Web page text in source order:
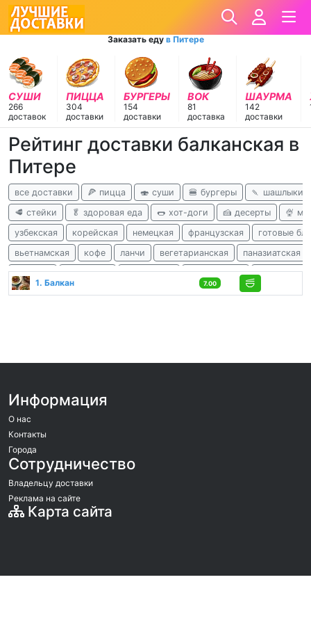
Заказать еду в Питере
СУШИ
266
доставок
ПИЦЦА
304
доставки
БУРГЕРЫ
154
доставки
ВОК
81
доставка
ШАУРМА
142
доставки
Рейтинг доставки балканская в
Питере
все доставки 🍕 пицца 🍣 суши 🍔 бургеры
🍡 шашлыки
🥩 стейки
🥬 здоровая еда 🌭 хот-доги 🍰 десерты
🍨
узбекская
корейская немецкая французская
готовые
вьетнамская
кофе ланчи вегетарианская
паназиатская
чешская
испанская перуанская израильская
1. Балкан
7.00
Информация
О нас
Контакты
Города
Сотрудничество
Владельцу доставки
Реклама на сайте
Карта сайта